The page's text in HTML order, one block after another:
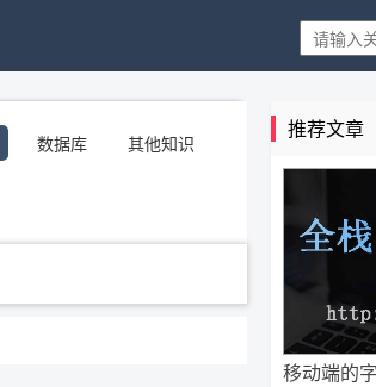
数据库
其他知识
推荐文章
移动端的